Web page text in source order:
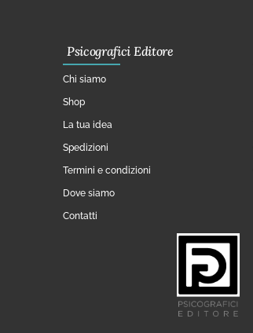
Psicografici Editore
Chi siamo
Shop
La tua idea
Spedizioni
Termini e condizioni
Dove siamo
Contatti